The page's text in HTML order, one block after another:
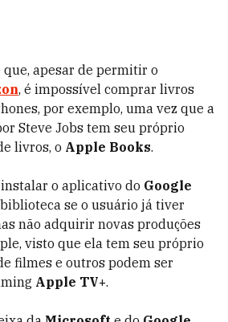
que, apesar de permitir o
, é impossível comprar livros
por exemplo, uma vez que a
Steve Jobs tem seu próprio
livros, o Apple Books.
o aplicativo do Google
se o usuário já tiver
não adquirir novas produções
visto que ela tem seu próprio
filmes e outros podem ser
Apple TV+.